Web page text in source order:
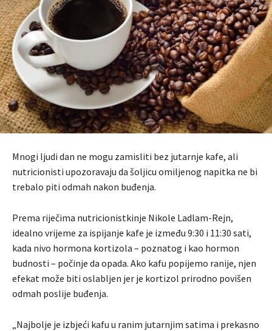
Mnogi ljudi dan ne mogu zamisliti bez jutarnje kafe, ali
nutricionisti upozoravaju da šoljicu omiljenog napitka ne bi
trebalo piti odmah nakon buđenja.
Prema riječima nutricionistkinje Nikole Ladlam-Rejn,
idealno vrijeme za ispijanje kafe je između 9:30 i 11:30 sati,
kada nivo hormona kortizola – poznatog i kao hormon
budnosti – počinje da opada. Ako kafu popijemo ranije, njen
efekat može biti oslabljen jer je kortizol prirodno povišen
odmah poslije buđenja.
„Najbolje je izbjeći kafu u ranim jutarnjim satima i prekasno